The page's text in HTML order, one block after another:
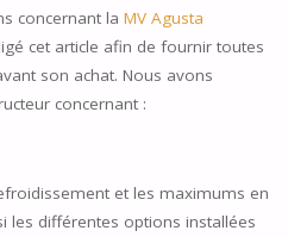
concernant la MV Agusta
cet article afin de fournir toutes
son achat. Nous avons
concernant :
et les maximums en
les différentes options installées